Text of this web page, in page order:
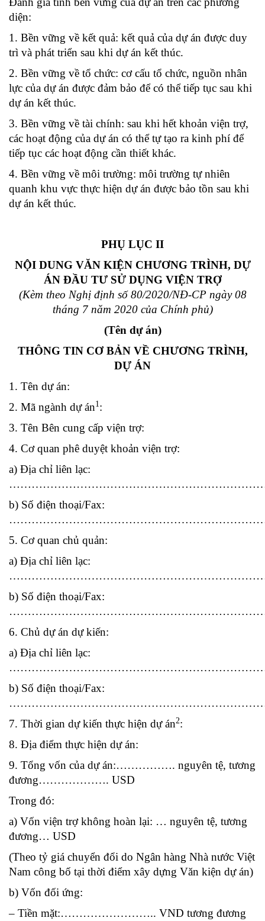
diện:
1. Bền vững về kết quả: kết quả của dự án được duy
trì và phát triển sau khi dự án kết thúc.
2. Bền vững về tổ chức: cơ cấu tổ chức, nguồn nhân
lực của dự án được đảm bảo để có thể tiếp tục sau khi
dự án kết thúc.
3. Bền vững về tài chính: sau khi hết khoản viện trợ,
các hoạt động của dự án có thể tự tạo ra kinh phí để
tiếp tục các hoạt động cần thiết khác.
4. Bền vững về môi trường: môi trường tự nhiên
quanh khu vực thực hiện dự án được bảo tồn sau khi
dự án kết thúc.
PHỤ LỤC II
NỘI DUNG VĂN KIỆN CHƯƠNG TRÌNH, DỰ
ÁN ĐẦU TƯ SỬ DỤNG VIỆN TRỢ
(Kèm theo Nghị định số 80/2020/NĐ-CP ngày 08
tháng 7 năm 2020 của Chính phủ)
(Tên dự án)
THÔNG TIN CƠ BẢN VỀ CHƯƠNG TRÌNH,
DỰ ÁN
1. Tên dự án:
2. Mã ngành dự án1:
3. Tên Bên cung cấp viện trợ:
4. Cơ quan phê duyệt khoản viện trợ:
a) Địa chỉ liên lạc:
b) Số điện thoại/Fax:
5. Cơ quan chủ quản:
a) Địa chỉ liên lạc:
b) Số điện thoại/Fax:
6. Chủ dự án dự kiến:
a) Địa chỉ liên lạc:
b) Số điện thoại/Fax:
7. Thời gian dự kiến thực hiện dự án2:
8. Địa điểm thực hiện dự án:
9. Tổng vốn của dự án:……………. nguyên tệ, tương
đương………………. USD
Trong đó:
a) Vốn viện trợ không hoàn lại: … nguyên tệ, tương
đương… USD
(Theo tỷ giá chuyển đổi do Ngân hàng Nhà nước Việt
Nam công bố tại thời điểm xây dựng Văn kiện dự án)
b) Vốn đối ứng:
– Tiền mặt:…………………….. VND tương đương